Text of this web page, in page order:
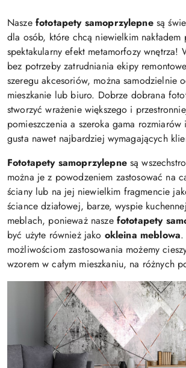
Nasze fototapety samoprzylepnesą
dla osób, które chcą niewielkim nakładem
spektakularny efekt metamorfozy wnętrza!
bez potrzeby zatrudniania ekipy
szeregu akcesoriów, można samodzielnie
mieszkanie lub biuro. Dobrze dobrana
stworzyć wrażenie większego i
pomieszczenia a szeroka gama
gusta nawet najbardziej wymagających
Fototapety samoprzylepnesą
można je z powodzeniem zastosować na
ściany lub na jej niewielkim fragmencie
ściance działowej, barze, wyspie
meblach, ponieważ nasze fototapety
być użyte również jako okleina meblowa.
możliwościom zastosowania możemy
wzorem w całym mieszkaniu, na różnych